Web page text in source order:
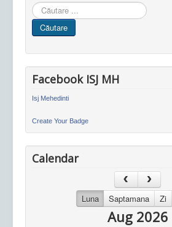
Cauta
in
site
Căutare
Facebook ISJ MH
Isj Mehedinti
Create Your Badge
Calendar
Luna Saptamana Zi
Aug 2026